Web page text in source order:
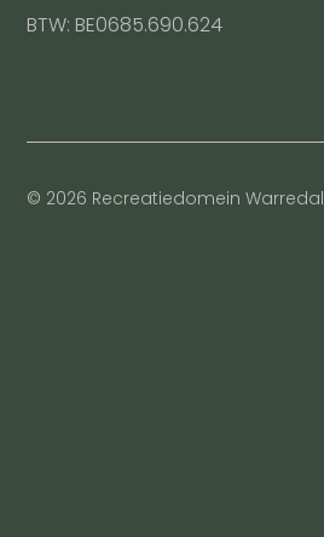
BTW: BE0685.690.624
© 2026 Recreatiedomein Warredal